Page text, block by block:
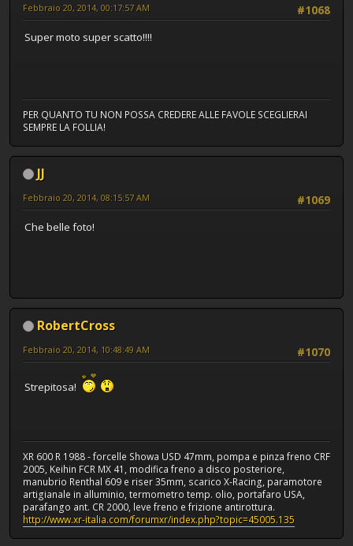
#1068
Febbraio 20, 2014, 00:17:57 AM
Super moto super scatto!!!!
PER QUANTO TU NON POSSA CREDERE ALLE FAVOLE SCEGLIERAI
SEMPRE LA FOLLIA!
JJ
#1069
Febbraio 20, 2014, 08:15:57 AM
Che belle foto!
RobertCross
#1070
Febbraio 20, 2014, 10:48:49 AM
Strepitosa!
XR 600 R 1988 - forcelle Showa USD 47mm, pompa e pinza freno CRF
2005, Keihin FCR MX 41, modifica freno a disco posteriore,
manubrio Renthal 609 e riser 35mm, scarico X-Racing, paramotore
artigianale in alluminio, termometro temp. olio, portafaro USA,
parafango ant. CR 2000, leve freno e frizione antirottura.
http://www.xr-italia.com/forumxr/index.php?topic=45005.135